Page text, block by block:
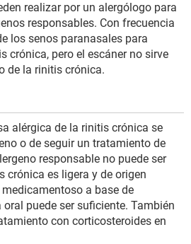
realizar por un alergólogo para
responsables. Con frecuencia
los senos paranasales para
crónica, pero el escáner no sirve
de la rinitis crónica.
alérgica de la rinitis crónica se
o de seguir un tratamiento de
responsable no puede ser
crónica es ligera y de origen
a base de
puede ser suficiente. También
con corticosteroides en